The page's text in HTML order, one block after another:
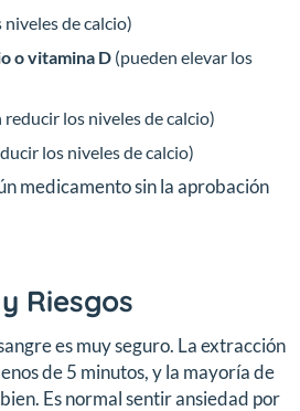
de calcio)
o vitamina D (pueden elevar los
reducir los niveles de calcio)
los niveles de calcio)
medicamento sin la aprobación
Riesgos
es muy seguro. La extracción
de 5 minutos, y la mayoría de
Es normal sentir ansiedad por